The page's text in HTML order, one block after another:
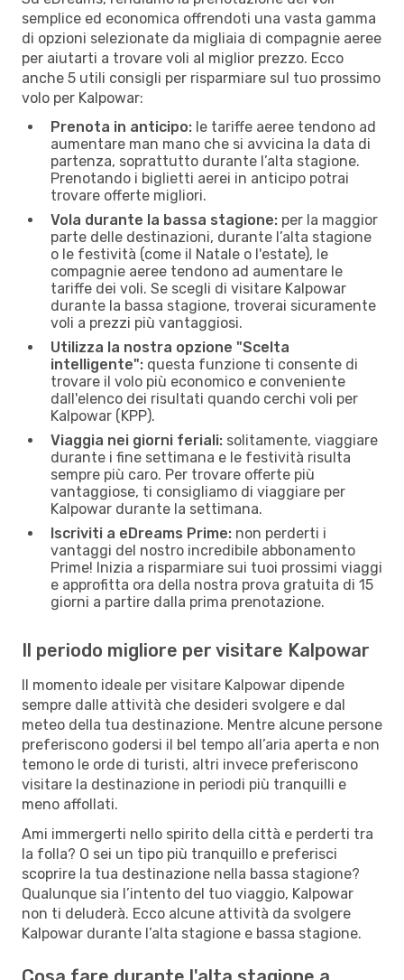
semplice ed economica offrendoti una vasta gamma
di opzioni selezionate da migliaia di compagnie aeree
per aiutarti a trovare voli al miglior prezzo. Ecco
anche 5 utili consigli per risparmiare sul tuo prossimo
volo per Kalpowar:
Prenota in anticipo: le tariffe aeree tendono ad
aumentare man mano che si avvicina la data di
partenza, soprattutto durante l’alta stagione.
Prenotando i biglietti aerei in anticipo potrai
trovare offerte migliori.
Vola durante la bassa stagione: per la maggior
parte delle destinazioni, durante l’alta stagione
o le festività (come il Natale o l'estate), le
compagnie aeree tendono ad aumentare le
tariffe dei voli. Se scegli di visitare Kalpowar
durante la bassa stagione, troverai sicuramente
voli a prezzi più vantaggiosi.
Utilizza la nostra opzione "Scelta
intelligente": questa funzione ti consente di
trovare il volo più economico e conveniente
dall'elenco dei risultati quando cerchi voli per
Kalpowar (KPP).
Viaggia nei giorni feriali: solitamente, viaggiare
durante i fine settimana e le festività risulta
sempre più caro. Per trovare offerte più
vantaggiose, ti consigliamo di viaggiare per
Kalpowar durante la settimana.
Iscriviti a eDreams Prime: non perderti i
vantaggi del nostro incredibile abbonamento
Prime! Inizia a risparmiare sui tuoi prossimi viaggi
e approfitta ora della nostra prova gratuita di 15
giorni a partire dalla prima prenotazione.
Il periodo migliore per visitare Kalpowar
Il momento ideale per visitare Kalpowar dipende
sempre dalle attività che desideri svolgere e dal
meteo della tua destinazione. Mentre alcune persone
preferiscono godersi il bel tempo all’aria aperta e non
temono le orde di turisti, altri invece preferiscono
visitare la destinazione in periodi più tranquilli e
meno affollati.
Ami immergerti nello spirito della città e perderti tra
la folla? O sei un tipo più tranquillo e preferisci
scoprire la tua destinazione nella bassa stagione?
Qualunque sia l’intento del tuo viaggio, Kalpowar
non ti deluderà. Ecco alcune attività da svolgere
Kalpowar durante l’alta stagione e bassa stagione.